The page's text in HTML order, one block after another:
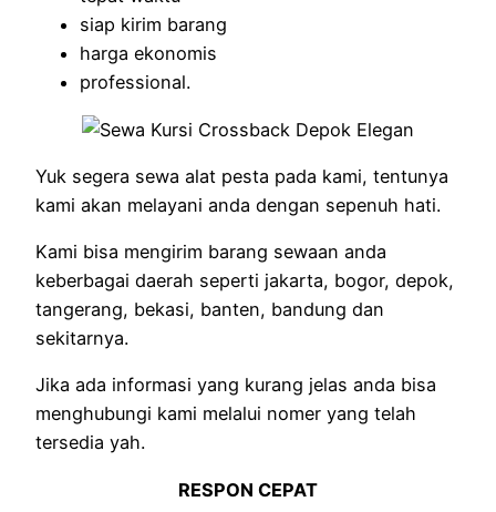
siap kirim barang
harga ekonomis
professional.
Yuk segera sewa alat pesta pada kami, tentunya
kami akan melayani anda dengan sepenuh hati.
Kami bisa mengirim barang sewaan anda
keberbagai daerah seperti jakarta, bogor, depok,
tangerang, bekasi, banten, bandung dan
sekitarnya.
Jika ada informasi yang kurang jelas anda bisa
menghubungi kami melalui nomer yang telah
tersedia yah.
RESPON CEPAT